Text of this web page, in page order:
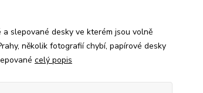
slepované desky ve kterém jsou volně
několik fotografií chybí, papírové desky
celý popis